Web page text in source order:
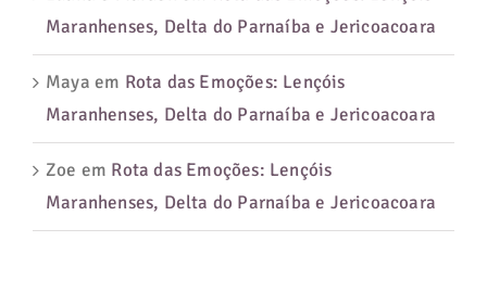
Maranhenses, Delta do Parnaíba e Jericoacoara
Maya em Rota das Emoções: Lençóis
Maranhenses, Delta do Parnaíba e Jericoacoara
Zoe em Rota das Emoções: Lençóis
Maranhenses, Delta do Parnaíba e Jericoacoara